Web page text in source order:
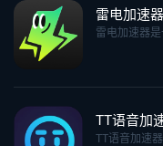
雷电加速器
雷电加速器是
TT语音加
TT语音加速